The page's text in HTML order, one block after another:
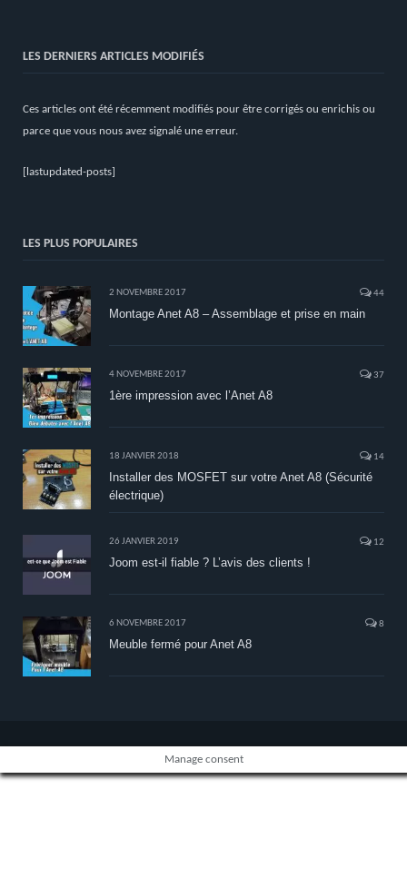
LES DERNIERS ARTICLES MODIFIÉS
Ces articles ont été récemment modifiés pour être corrigés ou enrichis ou
parce que vous nous avez signalé une erreur.
[lastupdated-posts]
LES PLUS POPULAIRES
2 NOVEMBRE 2017 44
Montage Anet A8 – Assemblage et prise en main
4 NOVEMBRE 2017 37
1ère impression avec l’Anet A8
18 JANVIER 2018 14
Installer des MOSFET sur votre Anet A8 (Sécurité
électrique)
26 JANVIER 2019 12
Joom est-il fiable ? L’avis des clients !
6 NOVEMBRE 2017 8
Meuble fermé pour Anet A8
Manage consent